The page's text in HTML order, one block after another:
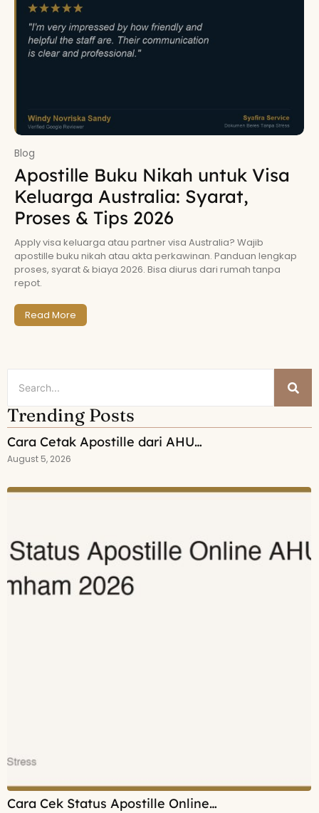
Blog
Apostille Buku Nikah untuk Visa
Keluarga Australia: Syarat,
Proses & Tips 2026
Apply visa keluarga atau partner visa Australia? Wajib
apostille buku nikah atau akta perkawinan. Panduan lengkap
proses, syarat & biaya 2026. Bisa diurus dari rumah tanpa
repot.
Read More
Trending Posts
Cara Cetak Apostille dari AHU…
August 5, 2026
Cara Cek Status Apostille Online…